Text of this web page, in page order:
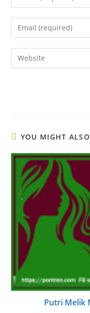
your
name
comment
Enter
your
email
address
Enter
your
YOU MIGHT
Putri Melik